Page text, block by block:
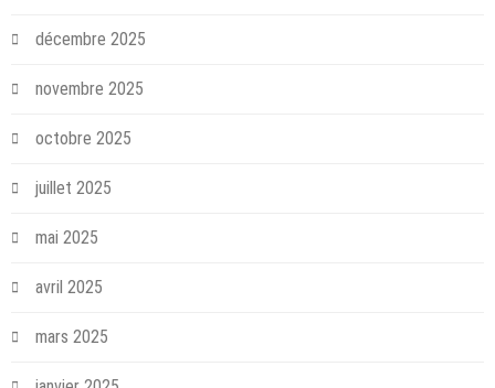
décembre 2025
novembre 2025
octobre 2025
juillet 2025
mai 2025
avril 2025
mars 2025